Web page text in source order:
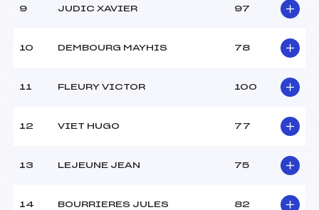
9 JUDIC XAVIER 97
10 DEMBOURG MAYHIS 78
11 FLEURY VICTOR 100
12 VIET HUGO 77
13 LEJEUNE JEAN 75
14 BOURRIERES JULES 82